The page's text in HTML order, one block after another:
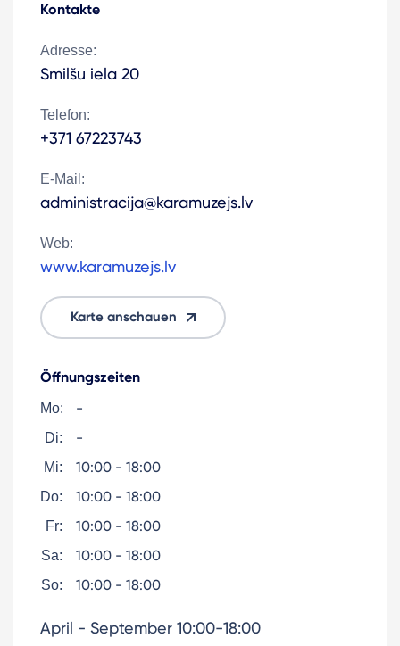
Kontakte
Adresse:
Smilšu iela 20
Telefon:
+371 67223743
E-Mail:
administracija@karamuzejs.lv
Web:
www.karamuzejs.lv
Karte anschauen
Öffnungszeiten
Mo: -
Di: -
Mi: 10:00 - 18:00
Do: 10:00 - 18:00
Fr: 10:00 - 18:00
Sa: 10:00 - 18:00
So: 10:00 - 18:00
April - September 10:00-18:00